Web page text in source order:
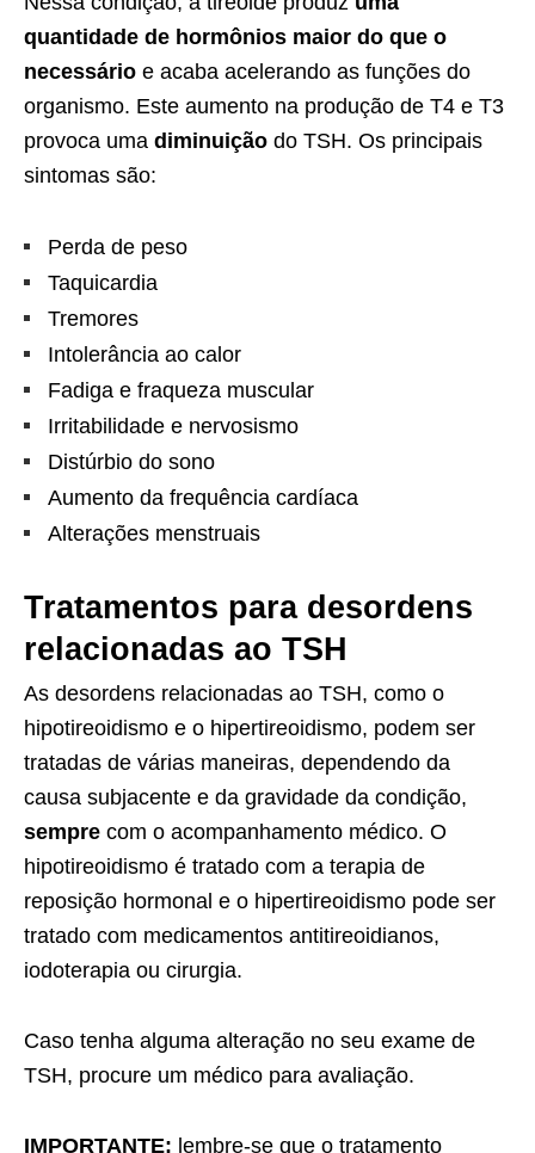
quantidade de hormônios maior do que o
necessário e acaba acelerando as funções do
organismo. Este aumento na produção de T4 e T3
provoca uma diminuição do TSH. Os principais
sintomas são:
Perda de peso
Taquicardia
Tremores
Intolerância ao calor
Fadiga e fraqueza muscular
Irritabilidade e nervosismo
Distúrbio do sono
Aumento da frequência cardíaca
Alterações menstruais
Tratamentos para desordens
relacionadas ao TSH
As desordens relacionadas ao TSH, como o
hipotireoidismo e o hipertireoidismo, podem ser
tratadas de várias maneiras, dependendo da
causa subjacente e da gravidade da condição,
sempre com o acompanhamento médico. O
hipotireoidismo é tratado com a terapia de
reposição hormonal e o hipertireoidismo pode ser
tratado com medicamentos antitireoidianos,
iodoterapia ou cirurgia.
Caso tenha alguma alteração no seu exame de
TSH, procure um médico para avaliação.
IMPORTANTE: lembre-se que o tratamento